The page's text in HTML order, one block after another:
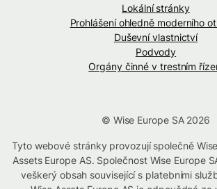
Lokální stránky
Prohlášení ohledně moderního
Duševní vlastnictví
Podvody
Orgány činné v trestním
© Wise Europe SA 2026
Tyto webové stránky provozují společně
Assets Europe AS. Společnost Wise Europe
veškerý obsah související s platebními